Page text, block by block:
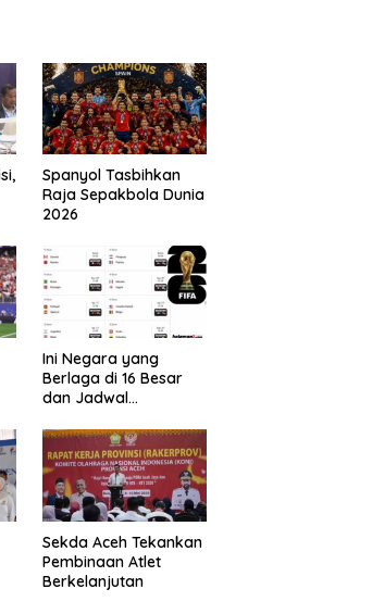
Spanyol Tasbihkan
Raja Sepakbola Dunia
2026
Ini Negara yang
Berlaga di 16 Besar
dan Jadwal
Perdelapan final Piala
Dunia 2026
Sekda Aceh Tekankan
Pembinaan Atlet
Berkelanjutan